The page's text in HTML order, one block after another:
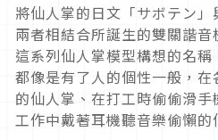
將仙人掌的日文「サボテン」
兩者相結合所誕生的雙關諧
這系列仙人掌模型構想的名
都像是有了人的個性一般，
的仙人掌、在打工時偷偷滑
工作中戴著耳機聽音樂偷懶的